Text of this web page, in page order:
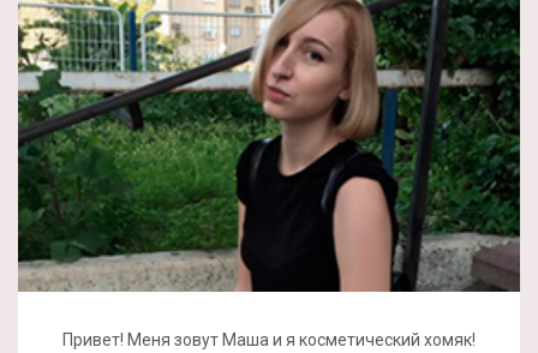
Привет! Меня зовут Маша и я косметический хомяк!